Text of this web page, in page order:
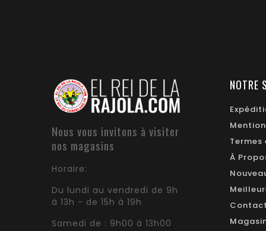
Nous vous invitons à visiter
nos magasins
Horaire:
Du lundi au vendredi de 9h
à 13h - de 15h à 19h
Samedi de : 9h00 à 13h00
NOTRE
À